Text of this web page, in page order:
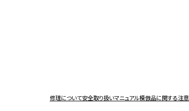
修理について安全取り扱いマニュアル模倣品に関する注意